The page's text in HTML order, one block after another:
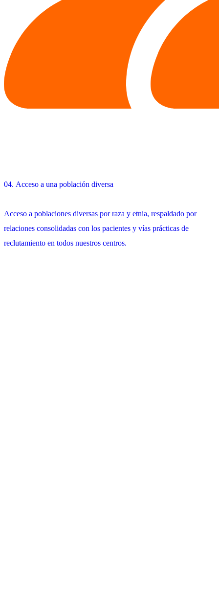
04. Acceso a una población diversa
Acceso a poblaciones diversas por raza y etnia, respaldado por
relaciones consolidadas con los pacientes y vías prácticas de
reclutamiento en todos nuestros centros.